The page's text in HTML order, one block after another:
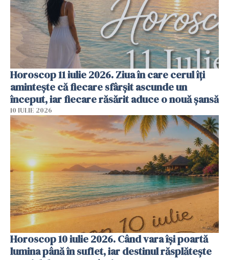
Horoscop 11 iulie 2026. Ziua în care cerul îți
amintește că fiecare sfârșit ascunde un
început, iar fiecare răsărit aduce o nouă șansă
10 IULIE 2026
Horoscop 10 iulie 2026. Când vara își poartă
lumina până în suflet, iar destinul răsplătește